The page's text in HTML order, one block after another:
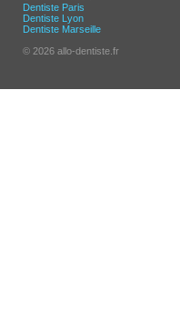
Dentiste Paris
Dentiste Lyon
Dentiste Marseille
© 2026 allo-dentiste.fr